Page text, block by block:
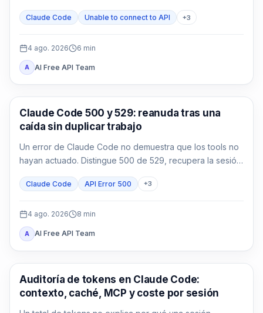
Claude Code Unable to connect to API +3
4 ago. 2026 6 min
A AI Free API Team
Claude Code
Claude Code 500 y 529: reanuda tras una
caída sin duplicar trabajo
Un error de Claude Code no demuestra que los tools no
hayan actuado. Distingue 500 de 529, recupera la sesión
Claude Code API Error 500 +3
4 ago. 2026 8 min
A AI Free API Team
Claude Code
Auditoría de tokens en Claude Code:
contexto, caché, MCP y coste por sesión